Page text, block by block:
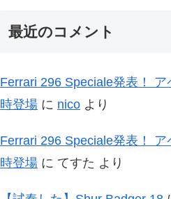
最近のコメント
Ferrari 296 Speciale発表！ ア
時登場 に nico より
Ferrari 296 Speciale発表！ ア
時登場 に てすた より